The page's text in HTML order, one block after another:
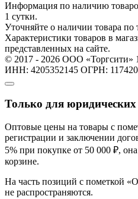
Информация по наличию
1 сутки.
Уточняйте о наличии товара по
Характеристики товаров в
представленных на сайте.
© 2017 - 2026 ООО «Торгсити»
ИНН: 4205352145 ОГРН:
Только для
Оптовые цены на товары с
регистрации и заключении
5% при покупке от 50 000 ₽, она
корзине.
На часть позиций с пометкой
не распространяются.